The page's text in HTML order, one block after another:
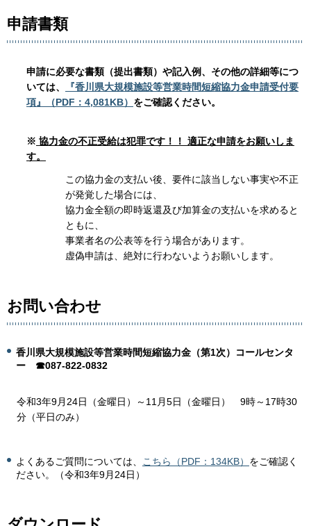
申請書類
申請に必要な書類（提出書類）や記入例、その他の詳細等につ
いては、
『香川県大規模施設等営業時間短縮協力金申請受付要
項』（PDF：4,081KB） をご確認ください。
※ 協力金の不正受給は犯罪です！！ 適正な申請をお願いしま
す。
この協力金の支払い後、要件に該当しない事実や不正
が発覚した場合には、
協力金全額の即時返還及び加算金の支払いを求めると
ともに、
事業者名の公表等を行う場合があります。
虚偽申請は、絶対に行わないようお願いします。
お問い合わせ
香川県大規模施設等営業時間短縮協力金（第1次）コールセンタ
ー ☎087-822-0832
令和3年9月24日（金曜日）～11月5日（金曜日） 9時～17時30
分（平日のみ）
よくあるご質問については、 こちら（PDF：134KB） をご確認く
ださい。（令和3年9月24日）